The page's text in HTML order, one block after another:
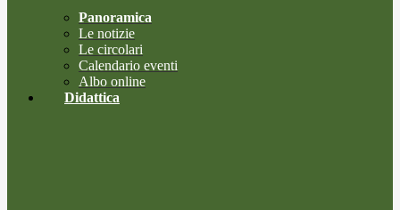
Panoramica
Le notizie
Le circolari
Calendario eventi
Albo online
Didattica